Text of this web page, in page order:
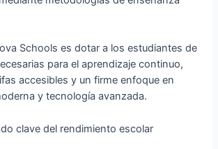
Schools es dotar a los estudiantes de
para el aprendizaje continuo,
accesibles y un firme enfoque en
y tecnología avanzada.
clave del rendimiento escolar